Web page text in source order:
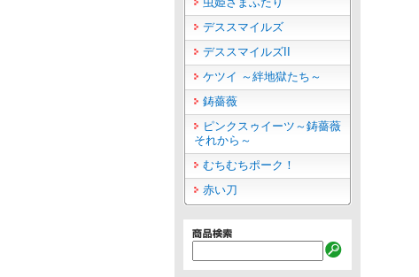
デススマイルズ
デススマイルズII
ケツイ ～絆地獄たち～
鋳薔薇
ピンクスゥイーツ～鋳薔薇
それから～
むちむちポーク！
赤い刀